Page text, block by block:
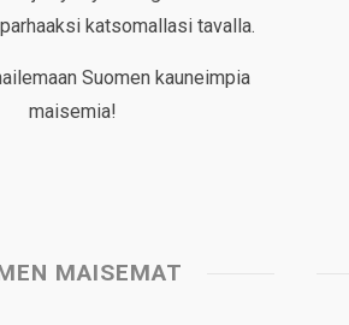
katsomallasi tavalla.
Suomen kauneimpia
maisemia!
MAISEMAT